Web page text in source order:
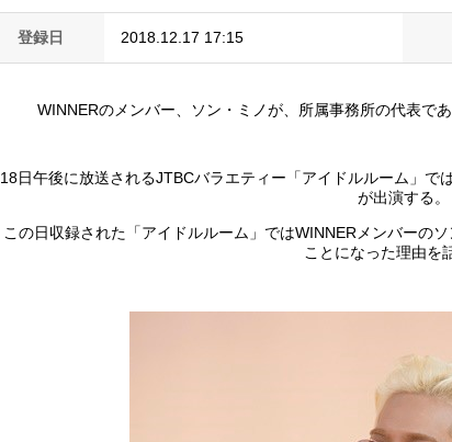
登録日 2018.12.17 17:15
WINNERのメンバー、ソン・ミノが、所属事務所の代表で
18日午後に放送されるJTBCバラエティー「アイドルルーム」で
が出演する。
この日収録された「アイドルルーム」ではWINNERメンバーの
ことになった理由を